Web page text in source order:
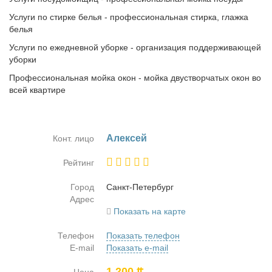
Услуги по стирке белья - профессиональная стирка, глажка
белья
Услуги по ежедневной уборке - организация поддерживающей
уборки
Профессиональная мойка окон - мойка двустворчатых окон во
всей квартире
Конт. лицо Алек­сей
Рейтинг
Город
Санкт-Пе­тер­бург
Адрес
Показать на карте
Телефон
Показать телефон
E-mail
Показать e-mail